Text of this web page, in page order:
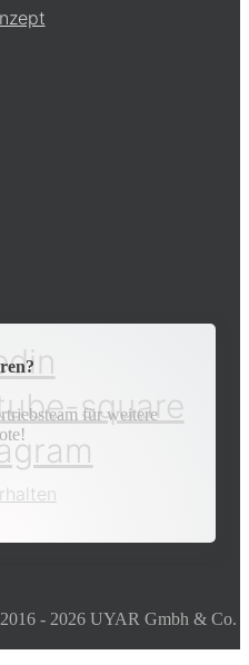
square
für weitere
- 2026 UYAR Gmbh & Co.